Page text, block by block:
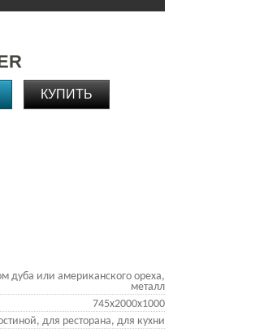
КУПИТЬ
дуба или американского ореха,
металл
745х2000х1000
для ресторана, для кухни